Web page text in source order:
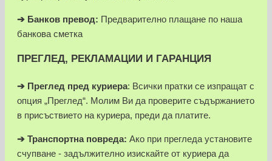
➔ Банков превод: Предварително плащане по наша
банкова сметка
ПРЕГЛЕД, РЕКЛАМАЦИИ И ГАРАНЦИЯ
➔ Преглед пред куриера: Всички пратки се изпращат с
опция „Преглед“. Молим Ви да проверите съдържанието
в присъствието на куриера, преди да платите.
➔ Транспортна повреда: Ако при прегледа установите
счупване - задължително изискайте от куриера да